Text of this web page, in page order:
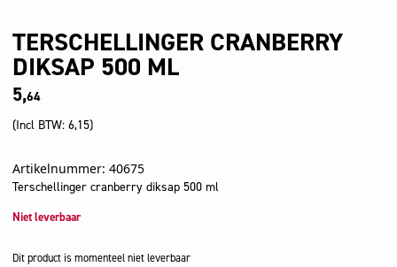
TERSCHELLINGER CRANBERRY
DIKSAP 500 ML
5,64
(Incl BTW: 6,15)
Artikelnummer: 40675
Terschellinger cranberry diksap 500 ml
Niet leverbaar
Dit product is momenteel niet leverbaar